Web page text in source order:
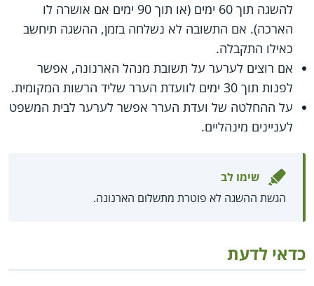
להשגה תוך 60 ימים (או תוך 90 ימים אם אושרה לו
הארכה). אם התשובה לא נשלחה בזמן, ההשגה תיחשב
כאילו התקבלה.
אם רוצים לערער על תשובת מנהל הארנונה, אפשר
לפנות תוך 30 ימים לוועדת הערר שליד הרשות המקומית.
על ההחלטה של ועדת הערר אפשר לערער לבית המשפט
לעניינים מינהליים.
שימו לב
הגשת ההשגה לא פוטרת מתשלום הארנונה.
כדאי לדעת